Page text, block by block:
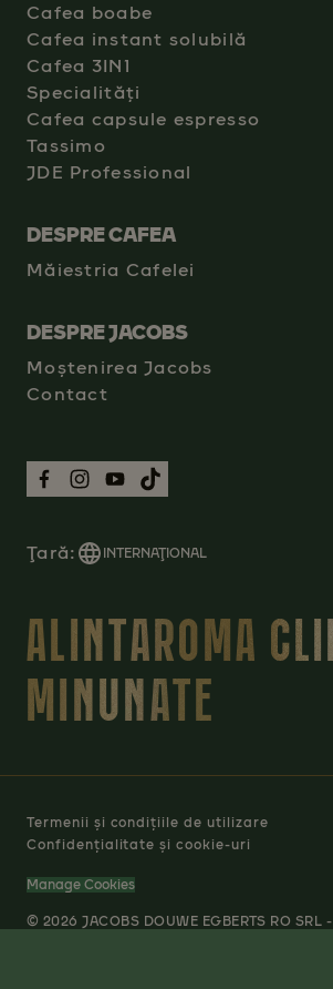
Cafea boabe
Cafea instant solubilă
Cafea 3IN1
Specialități
Cafea capsule espresso
Tassimo
JDE Professional
DESPRE CAFEA
Măiestria Cafelei
DESPRE JACOBS
Moștenirea Jacobs
Contact
Ţară: INTERNAŢIONAL
ALINTAROMA
MINUNATE
Termenii și condițiile de utilizare
Confidențialitate și cookie-uri
Manage Cookies
© 2026 JACOBS DOUWE EGBERTS RO SRL -